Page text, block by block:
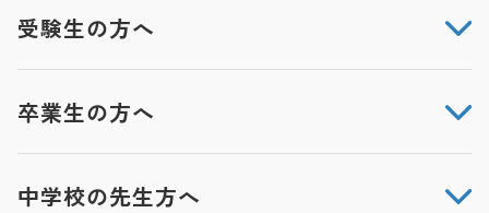
受験生の方へ
卒業生の方へ
中学校の先生方へ